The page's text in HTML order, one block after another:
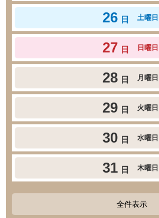
26 日 土曜日
27 日 日曜日
28 日 月曜日
29 日 火曜日
30 日 水曜日
31 日 木曜日
全件表示